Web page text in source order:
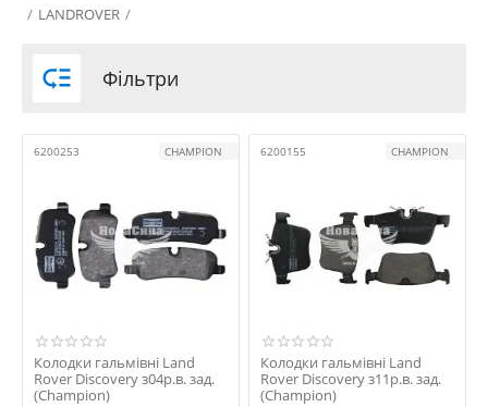
NK
QUICK BRAKE
ROADHOUSE
/ LANDROVER /
 Фільтри
6200253 CHAMPION
Колодки гальмівні Land
Rover Discovery з04р.в. зад.
(Champion)
6200155 CHAMPION
Колодки гальмівні Land
Rover Discovery з11р.в. зад.
(Champion)